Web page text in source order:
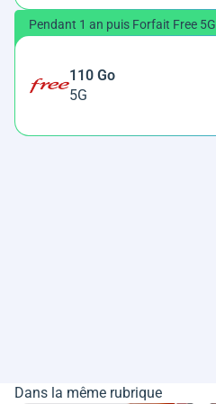
Pendant 1 an puis Forfait Free 5G
110 Go
5G
Dans la même rubrique